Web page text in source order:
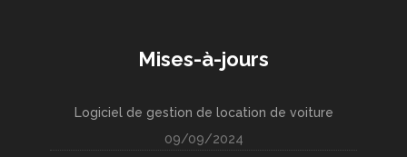
Mises-à-jours
Logiciel de gestion de location de voiture
09/09/2024